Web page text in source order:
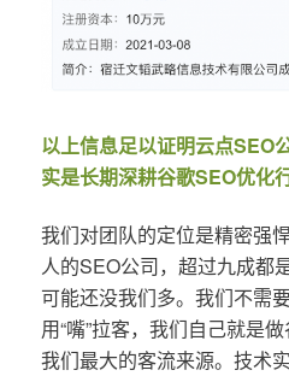
以上信息足以证明云点SEO
实是长期深耕谷歌SEO优化
我们对团队的定位是精密强
人的SEO公司，超过九成都
可能还没我们多。我们不需
用“嘴”拉客，我们自己就是
我们最大的客流来源。技术